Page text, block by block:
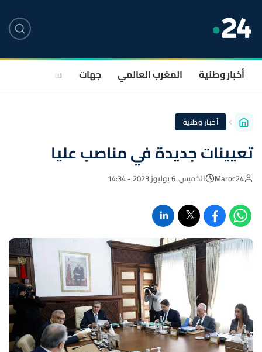
أخبار وطنية المغرب العالمي جهات سياسة
أخبار وطنية
تعيينات جديدة في مناصب عليا
Maroc24 الخميس، 6 يوليوز 2023 - 14:34